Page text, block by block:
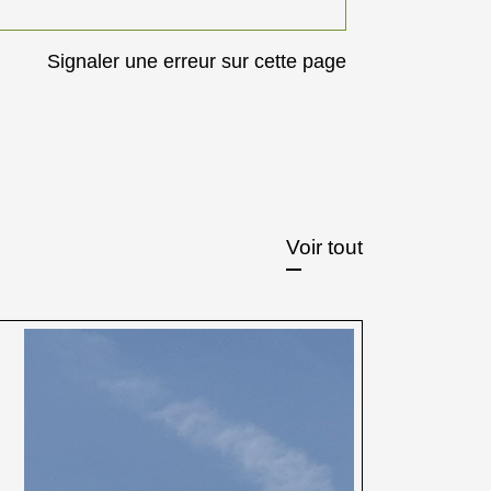
Signaler une erreur sur cette page
Voir tout